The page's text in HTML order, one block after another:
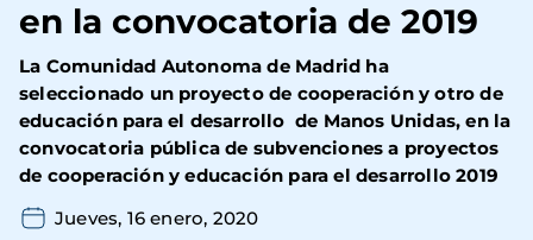
en la convocatoria de 2019
La Comunidad Autonoma de Madrid ha
seleccionado un proyecto de cooperación y otro de
educación para el desarrollo de Manos Unidas, en la
convocatoria pública de subvenciones a proyectos
de cooperación y educación para el desarrollo 2019
Jueves, 16 enero, 2020